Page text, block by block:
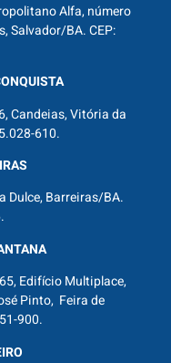
Alfa, número
Salvador/BA. CEP:
Candeias, Vitória da
610.
Dulce, Barreiras/BA.
Edifício Multiplace,
Pinto, Feira de
900.